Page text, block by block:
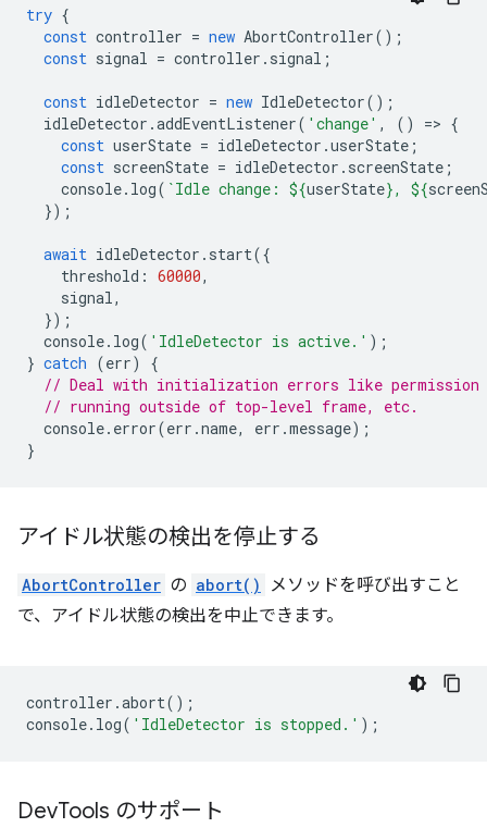
try {
const controller = new AbortController();
const signal = controller . signal ;
const idleDetector = new IdleDetector();
idleDetector .addEventListener( 'change' , () => {
const userState = idleDetector .userState ;
const screenState = idleDetector . screenState ;
console. log( `Idle change: ${userState}, ${
});
await idleDetector . start({
threshold : 60000,
signal,
});
console. log( 'IdleDetector is active.' );
} catch (err)
{
// Deal with initialization errors like permission
// running outside of top-level frame, etc.
console. error(err .name, err .message);
}
アイドル状態の検出を停止する
AbortController の abort()
メソッドを呼び出すこと
で、アイドル状態の検出を中止できます。
controller .abort();
console. log( 'IdleDetector is stopped.' );
DevTools のサポート